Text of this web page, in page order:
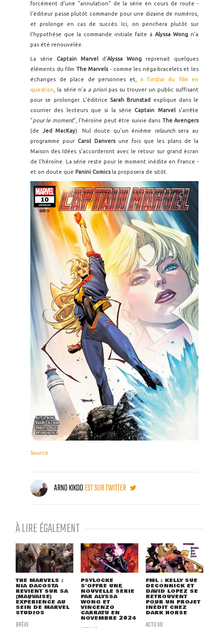
forcément d'une "annulation" de la série en cours de route -
l'éditeur passe plutôt commande pour une dizaine de numéros,
et prolonge en cas de succès. Ici, on penchera plutôt sur
l'hypothèse que la commande initiale faite à Alyssa Wong n'a
pas été renouvelée.
La série Captain Marvel d'Alyssa Wong reprenait quelques
éléments du film The Marvels- comme les néga-bracelets et les
échanges de place de personnes et, à l'instar du film en
question , la série n'a a priori pas su trouver un public suffisant
pour se prolonger. L'éditrice Sarah Brunstad
explique dans le
courrier des lecteurs que si la série Captain Marvel s'arrête
"pour le moment", l'héroïne peut être suivie dans The Avengers
(de Jed MacKay). Nul doute qu'un énième relaunch sera au
programme pour Carol Danvers une fois que les plans de la
Maison des Idées s'accorderont avec le retour sur grand écran
de l'héroïne. La série reste pour le moment inédite en France -
et on doute que Panini Comics la proposera de sitôt.
Source
ARNO KIKOOEST SUR TWITTER
À LIRE ÉGALEMENT
THE MARVELS :
NIA DACOSTA
REVIENT SUR SA
(MAUVAISE)
EXPÉRIENCE AU
SEIN DE MARVEL
STUDIOS
BRÈVE
PSYLOCKE
S'OFFRE UNE
NOUVELLE SÉRIE
PAR ALYSSA
WONG ET
VINCENZO
CARRATU EN
NOVEMBRE 2024
FML : KELLY SUE
DECONNICK ET
DAVID LOPEZ SE
RETROUVENT
POUR UN PROJET
INÉDIT CHEZ
DARK HORSE
ACTU VO